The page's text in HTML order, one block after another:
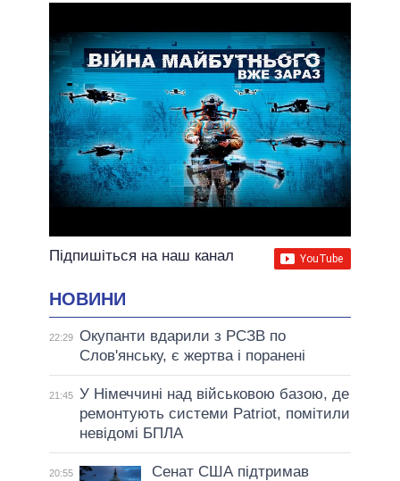
Підпишіться на наш канал
НОВИНИ
22:29 Окупанти вдарили з РСЗВ по
Слов'янську, є жертва і поранені
21:45 У Німеччині над військовою базою, де
ремонтують системи Patriot, помітили
невідомі БПЛА
20:55
Сенат США підтримав